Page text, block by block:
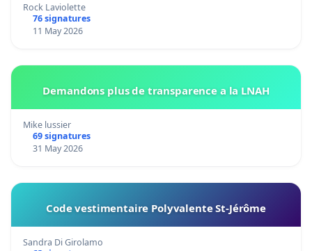
Rock Laviolette
76 signatures
11 May 2026
Demandons plus de transparence a la LNAH
Mike lussier
69 signatures
31 May 2026
Code vestimentaire Polyvalente St-Jérôme
Sandra Di Girolamo